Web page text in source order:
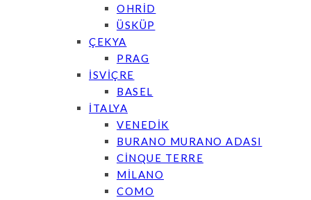
OHRİD
ÜSKÜP
ÇEKYA
PRAG
İSVİÇRE
BASEL
İTALYA
VENEDİK
BURANO MURANO ADASI
CİNQUE TERRE
MİLANO
COMO